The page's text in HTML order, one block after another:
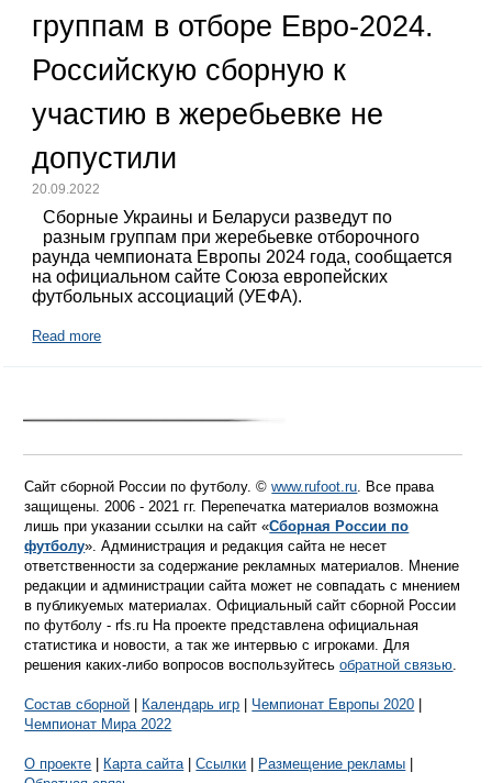
группам в отборе Евро-2024.
Российскую сборную к
участию в жеребьевке не
допустили
20.09.2022
Сборные Украины и Беларуси разведут по
разным группам при жеребьевке отборочного
раунда чемпионата Европы 2024 года, сообщается
на официальном сайте Союза европейских
футбольных ассоциаций (УЕФА).
Read more
Сайт сборной России по футболу. ©www.rufoot.ru. Все права
защищены. 2006 - 2021 гг. Перепечатка материалов возможна
лишь при указании ссылки на сайт «Сборная России по
футболу». Администрация и редакция сайта не несет
ответственности за содержание рекламных материалов. Мнение
редакции и администрации сайта может не совпадать с мнением
в публикуемых материалах. Официальный сайт сборной России
по футболу - rfs.ru На проекте представлена официальная
статистика и новости, а так же интервью с игроками. Для
решения каких-либо вопросов воспользуйтесьобратной связью.
Состав сборной Календарь игр Чемпионат Европы 2020
Чемпионат Мира 2022
О проекте Карта сайта|Ссылки Размещение рекламы